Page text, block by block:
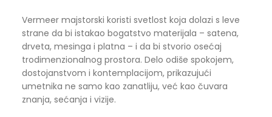
Vermeer majstorski koristi svetlost koja dolazi s leve
strane da bi istakao bogatstvo materijala – satena,
drveta, mesinga i platna – i da bi stvorio osećaj
trodimenzionalnog prostora. Delo odiše spokojem,
dostojanstvom i kontemplacijom, prikazujući
umetnika ne samo kao zanatliju, već kao čuvara
znanja, sećanja i vizije.